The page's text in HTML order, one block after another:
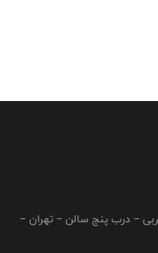
– درب پنج سالن – تهران –